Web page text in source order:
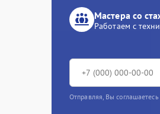
Мастера со
Работаем с
Отправляя, Вы